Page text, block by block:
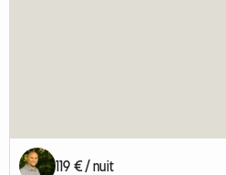
119 € / nuit